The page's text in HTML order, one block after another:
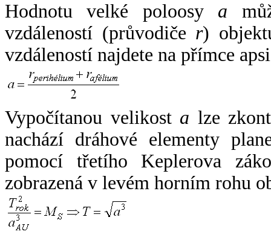
Hodnotu velké poloosy a
vzdáleností (průvodiče r)
vzdáleností najdete na přímce
Vypočítanou velikost a lze
nachází dráhové elementy
pomocí třetího Keplerova
zobrazená v levém horním rohu